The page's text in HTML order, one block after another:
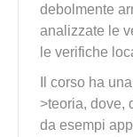
debolmente
analizzate le
le verifiche
Il corso ha
>teoria, dove,
da esempi